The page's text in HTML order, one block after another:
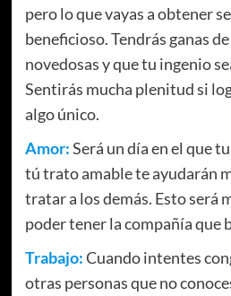
pero lo que vayas a obtener
beneficioso. Tendrás ganas
novedosas y que tu ingenio
Sentirás mucha plenitud si
algo único.
Amor:Será un día en el que
tú trato amable te ayudarán
tratar a los demás. Esto será
poder tener la compañía que
Trabajo:Cuando intentes
otras personas que no